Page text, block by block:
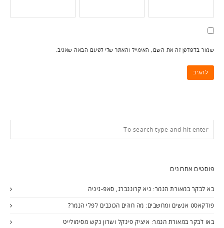
שמור בדפדפן זה את השם, האימייל והאתר שלי לפעם הבאה שאגיב.
פוסטים אחרונים
בא לבקר במאורת הנמר: גיא קרוננברג, סאפ-גיגיה
פודקאסט אנשים ומחשבים: מה חוזים הכוכבים לפלי הנמר?
באו לבקר במאורת הנמר: איציק פינקל ושרון נקש מסימולייט